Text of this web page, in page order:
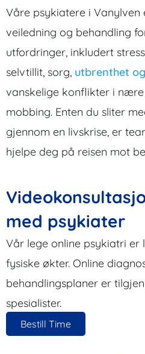
Våre psykiatere i Vanylven
veiledning og behandling
utfordringer, inkludert
selvtillit, sorg, utbrenthet
vanskelige konflikter i
mobbing. Enten du sliter
gjennom en livskrise, er
hjelpe deg på reisen mot
med psykiater
Vår lege online psykiatri er
fysiske økter. Online
behandlingsplaner er
spesialister.
Bestill Time